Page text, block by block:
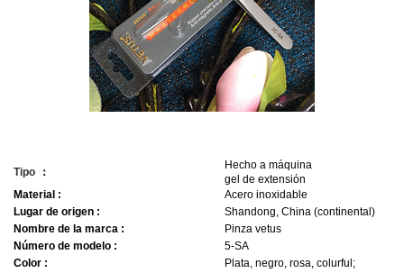
Tipo ：
Hecho a máquina
gel de extensión
Material :
Acero inoxidable
Lugar de origen :
Shandong, China (continental)
Nombre de la marca :
Pinza vetus
Número de modelo :
5-SA
Color :
Plata, negro, rosa, colurful;